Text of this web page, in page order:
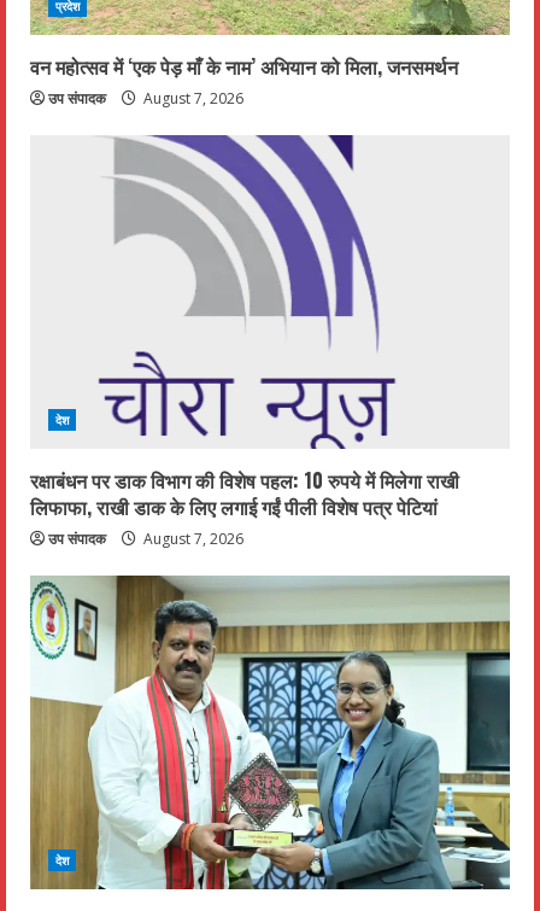
प्रदेश
वन महोत्सव में ‘एक पेड़ माँ के नाम’ अभियान को मिला, जनसमर्थन
उप संपादक August 7, 2026
देश
रक्षाबंधन पर डाक विभाग की विशेष पहल: 10 रुपये में मिलेगा राखी
लिफाफा, राखी डाक के लिए लगाई गईं पीली विशेष पत्र पेटियां
उप संपादक August 7, 2026
देश